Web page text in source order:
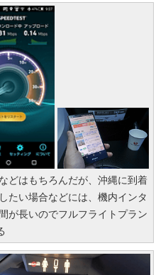
どはもちろんだが、沖縄に到着
たい場合などには、機内インタ
が長いのでフルフライトプラン